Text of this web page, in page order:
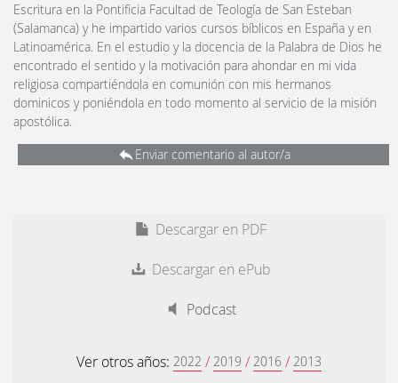
Escritura en la Pontificia Facultad de Teología de San Esteban
(Salamanca) y he impartido varios cursos bíblicos en España y en
Latinoamérica. En el estudio y la docencia de la Palabra de Dios he
encontrado el sentido y la motivación para ahondar en mi vida
religiosa compartiéndola en comunión con mis hermanos
dominicos y poniéndola en todo momento al servicio de la misión
apostólica.
Enviar comentario al autor/a
Descargar en PDF
Descargar en ePub
Podcast
Ver otros años: 2022 / 2019 / 2016 / 2013